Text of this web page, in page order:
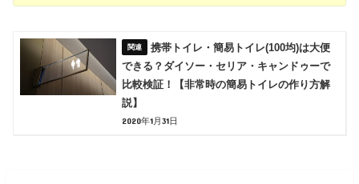
携帯トイレ・簡易トイレ(100均)は大便
できる？ダイソー・セリア・キャンドゥーで
比較検証！【非常時の簡易トイレの作り方解
説】
2020年1月31日